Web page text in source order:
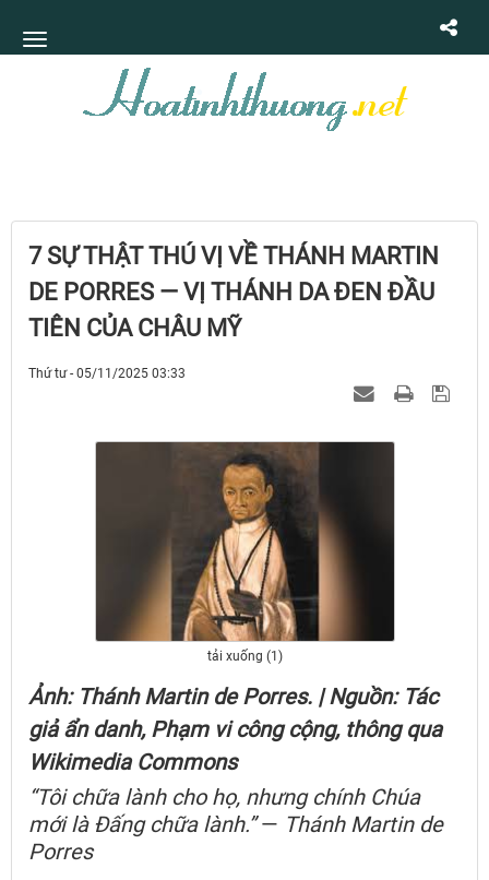
7 SỰ THẬT THÚ VỊ VỀ THÁNH MARTIN
DE PORRES — VỊ THÁNH DA ĐEN ĐẦU
TIÊN CỦA CHÂU MỸ
Thứ tư - 05/11/2025 03:33
tải xuống (1)
Ảnh: Thánh Martin de Porres. | Nguồn: Tác
giả ẩn danh, Phạm vi công cộng, thông qua
Wikimedia Commons
“Tôi chữa lành cho họ, nhưng chính Chúa
mới là Đấng chữa lành.”— Thánh Martin de
Porres